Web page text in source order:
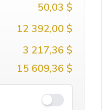
50,03 $
12 392,00 $
3 217,36 $
15 609,36 $